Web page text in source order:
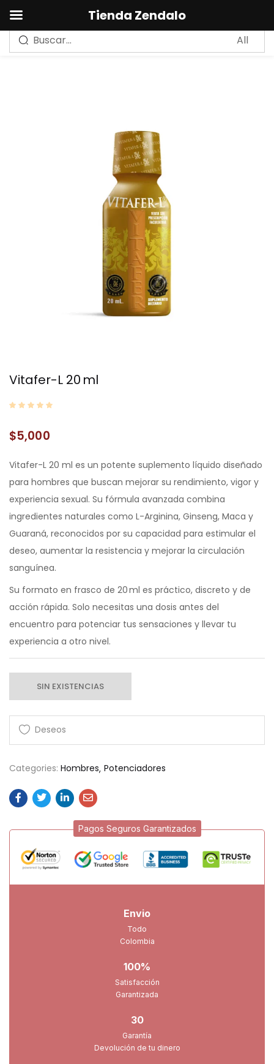
Vitafer-L 20 ml
$5,000
Vitafer-L 20 ml es un potente suplemento líquido diseñado
para hombres que buscan mejorar su rendimiento, vigor y
experiencia sexual. Su fórmula avanzada combina
ingredientes naturales como L-Arginina, Ginseng, Maca y
Guaraná, reconocidos por su capacidad para estimular el
deseo, aumentar la resistencia y mejorar la circulación
sanguínea.
Su formato en frasco de 20 ml es práctico, discreto y de
acción rápida. Solo necesitas una dosis antes del
encuentro para potenciar tus sensaciones y llevar tu
experiencia a otro nivel.
SIN EXISTENCIAS
Categories: Hombres Potenciadores
Pagos Seguros Garantizados
Envio
Todo
Colombia
100%
Satisfacción
Garantizada
30
Garantía
Devolución de tu dinero
Tienda Zendalo
Sign in
LOG IN
CREAR UNA CUENTA